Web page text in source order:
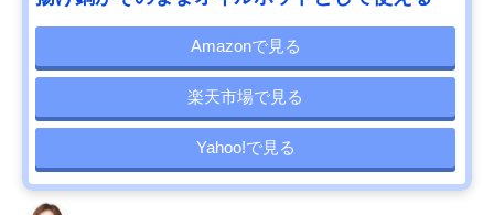
Amazonで見る
楽天市場で見る
Yahoo!で見る